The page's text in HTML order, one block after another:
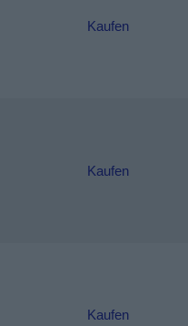
Kaufen
Kaufen
Kaufen